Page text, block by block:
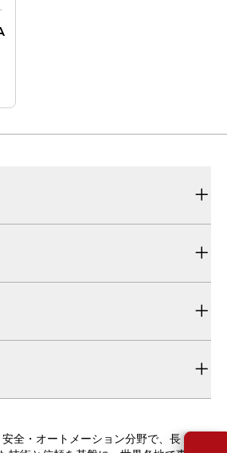
全・オートメーション分野で、長